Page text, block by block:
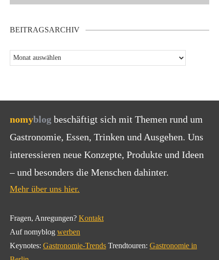
BEITRAGSARCHIV
nomyblog beschäftigt sich mit Themen rund um
Gastronomie, Essen, Trinken und Ausgehen. Uns
interessieren neue Konzepte, Produkte und Ideen
– und besonders die Menschen dahinter.
Mehr über uns hier.
Fragen, Anregungen? Kontakt
Auf nomyblog werben
Keynotes: Gastronomie-Trends Trendtouren: Gastronomie in